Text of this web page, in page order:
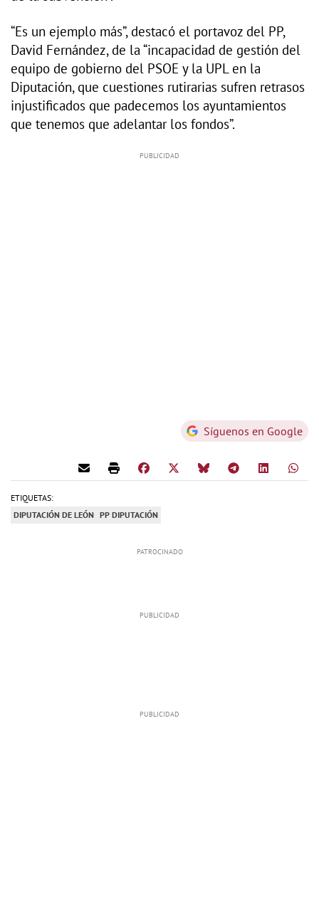
“Es un ejemplo más”, destacó el portavoz del PP,
David Fernández, de la “incapacidad de gestión del
equipo de gobierno del PSOE y la UPL en la
Diputación, que cuestiones rutirarias sufren retrasos
injustificados que padecemos los ayuntamientos
que tenemos que adelantar los fondos”.
Síguenos en Google
ETIQUETAS:
DIPUTACIÓN DE LEÓN PP DIPUTACIÓN